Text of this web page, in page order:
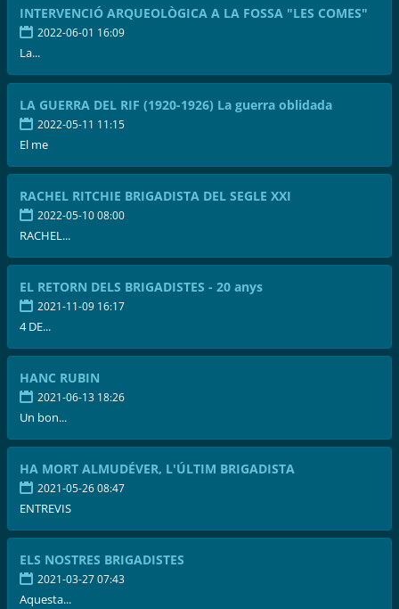
INTERVENCIÓ ARQUEOLÒGICA A LA FOSSA "LES COMES"
2022-06-01 16:09
La...
LA GUERRA DEL RIF (1920-1926) La guerra oblidada
2022-05-11 11:15
El me
RACHEL RITCHIE BRIGADISTA DEL SEGLE XXI
2022-05-10 08:00
RACHEL...
EL RETORN DELS BRIGADISTES - 20 anys
2021-11-09 16:17
4 DE...
HANC RUBIN
2021-06-13 18:26
Un bon...
HA MORT ALMUDÉVER, L'ÚLTIM BRIGADISTA
2021-05-26 08:47
ENTREVIS
ELS NOSTRES BRIGADISTES
2021-03-27 07:43
Aquesta...